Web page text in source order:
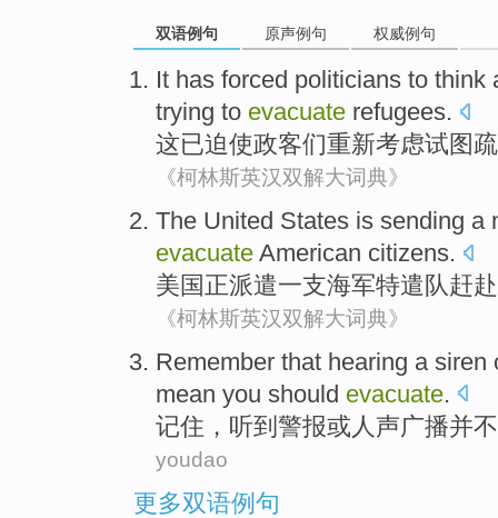
双语例句 原声例句 权威例句
It has forced politicians to think
trying to evacuate refugees.
这已迫使政客们重新考虑试图
《柯林斯英汉双解大词典》
The United States is sending a
evacuate American citizens.
美国正派遣一支海军特遣队赶赴
《柯林斯英汉双解大词典》
Remember that hearing a siren
mean you should evacuate.
记住 ， 听到 警报或 人声广播并不
youdao
更多双语例句